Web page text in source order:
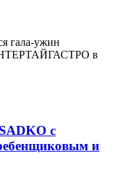
гала-ужин
в
с
и